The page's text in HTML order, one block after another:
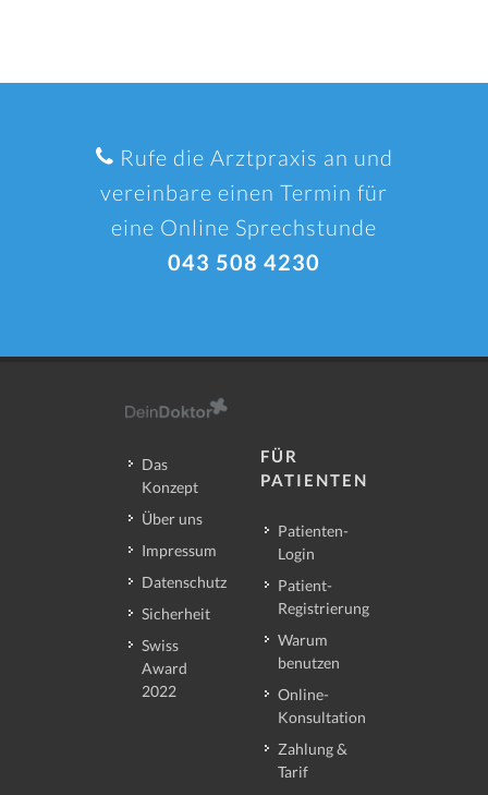
Rufe die Arztpraxis an und
vereinbare einen Termin für
eine Online Sprechstunde
043 508 4230
Das
Konzept
Über uns
Impressum
Datenschutz
Sicherheit
Swiss
Award
2022
FÜR
PATIENTEN
Patienten-
Login
Patient-
Registrierung
Warum
benutzen
Online-
Konsultation
Zahlung &
Tarif